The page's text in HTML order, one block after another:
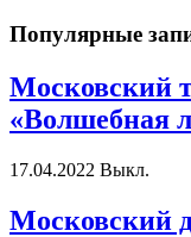
Популярные
Московский
«Волшебная
17.04.2022 Выкл.
Московский